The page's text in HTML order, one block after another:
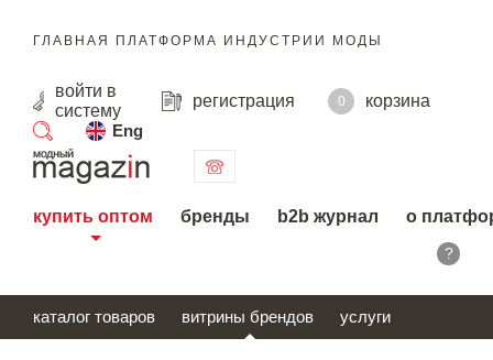
ГЛАВНАЯ ПЛАТФОРМА ИНДУСТРИИ МОДЫ
войти в
систему
регистрация 0
корзина
Eng
поиск
купить оптом бренды b2b журнал о
?
каталог товаров витрины брендов услуги